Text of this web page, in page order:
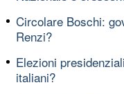
Circolare Boschi:
Renzi?
Elezioni
italiani?